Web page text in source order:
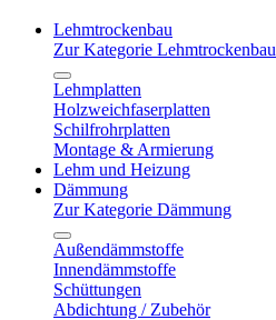
Lehmtrockenbau
Zur Kategorie Lehmtrockenbau
Lehmplatten
Holzweichfaserplatten
Schilfrohrplatten
Montage & Armierung
Lehm und Heizung
Dämmung
Zur Kategorie Dämmung
Außendämmstoffe
Innendämmstoffe
Schüttungen
Abdichtung / Zubehör